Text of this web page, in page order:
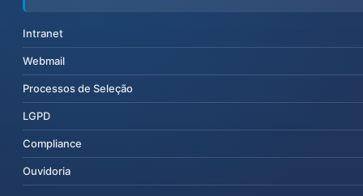
Intranet
Webmail
Processos de Seleção
LGPD
Compliance
Ouvidoria